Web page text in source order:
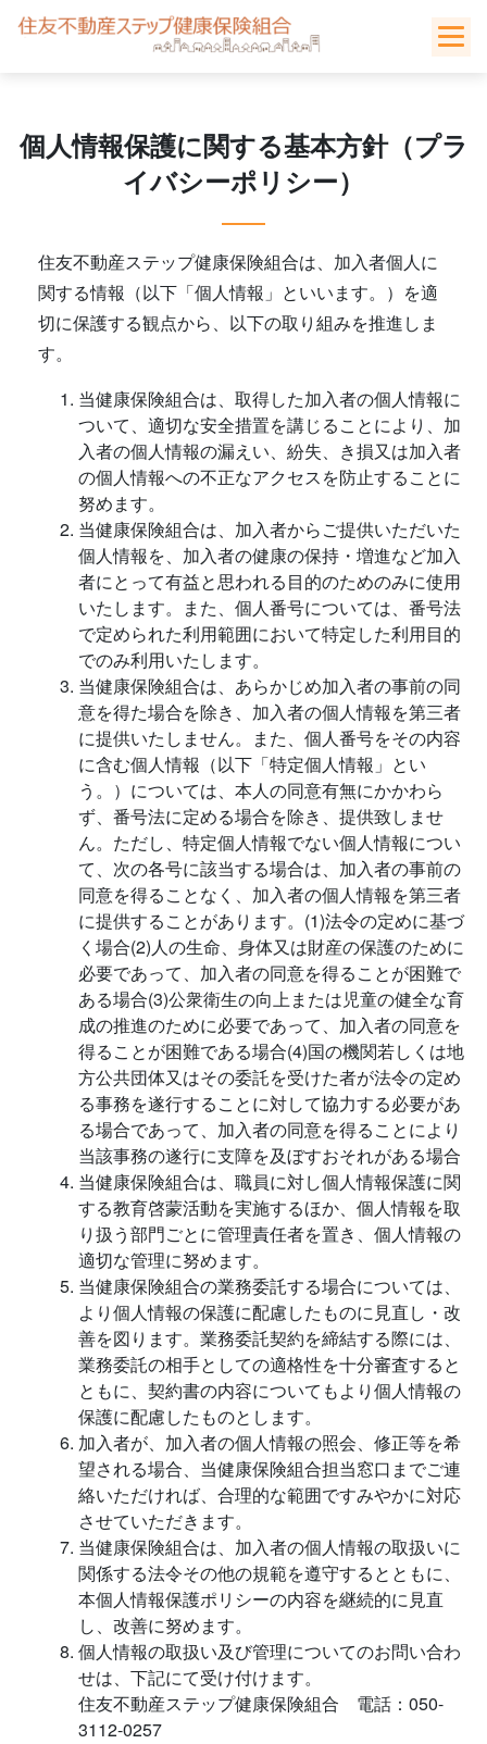
Skip
個人情報保護に関する基本方針（プラ
イバシーポリシー）
住友不動産ステップ健康保険組合は、加入者個人に
関する情報（以下「個人情報」といいます。）を適
切に保護する観点から、以下の取り組みを推進しま
す。
当健康保険組合は、取得した加入者の個人情報に
ついて、適切な安全措置を講じることにより、加
入者の個人情報の漏えい、紛失、き損又は加入者
の個人情報への不正なアクセスを防止することに
努めます。
当健康保険組合は、加入者からご提供いただいた
個人情報を、加入者の健康の保持・増進など加入
者にとって有益と思われる目的のためのみに使用
いたします。また、個人番号については、番号法
で定められた利用範囲において特定した利用目的
でのみ利用いたします。
当健康保険組合は、あらかじめ加入者の事前の同
意を得た場合を除き、加入者の個人情報を第三者
に提供いたしません。また、個人番号をその内容
に含む個人情報（以下「特定個人情報」とい
う。）については、本人の同意有無にかかわら
ず、番号法に定める場合を除き、提供致しませ
ん。ただし、特定個人情報でない個人情報につい
て、次の各号に該当する場合は、加入者の事前の
同意を得ることなく、加入者の個人情報を第三者
に提供することがあります。(1)法令の定めに基づ
く場合(2)人の生命、身体又は財産の保護のために
必要であって、加入者の同意を得ることが困難で
ある場合(3)公衆衛生の向上または児童の健全な育
成の推進のために必要であって、加入者の同意を
得ることが困難である場合(4)国の機関若しくは地
方公共団体又はその委託を受けた者が法令の定め
る事務を遂行することに対して協力する必要があ
る場合であって、加入者の同意を得ることにより
当該事務の遂行に支障を及ぼすおそれがある場合
当健康保険組合は、職員に対し個人情報保護に関
する教育啓蒙活動を実施するほか、個人情報を取
り扱う部門ごとに管理責任者を置き、個人情報の
適切な管理に努めます。
当健康保険組合の業務委託する場合については、
より個人情報の保護に配慮したものに見直し・改
善を図ります。業務委託契約を締結する際には、
業務委託の相手としての適格性を十分審査すると
ともに、契約書の内容についてもより個人情報の
保護に配慮したものとします。
加入者が、加入者の個人情報の照会、修正等を希
望される場合、当健康保険組合担当窓口までご連
絡いただければ、合理的な範囲ですみやかに対応
させていただきます。
当健康保険組合は、加入者の個人情報の取扱いに
関係する法令その他の規範を遵守するとともに、
本個人情報保護ポリシーの内容を継続的に見直
し、改善に努めます。
個人情報の取扱い及び管理についてのお問い合わ
せは、下記にて受け付けます。
住友不動産ステップ健康保険組合 電話：050-
3112-0257